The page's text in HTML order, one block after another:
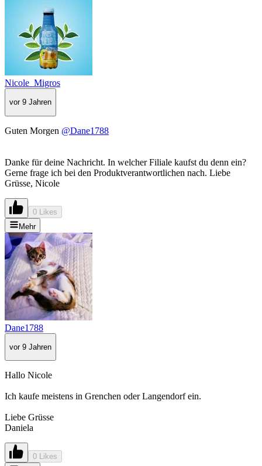
Nicole_Migros
vor 9 Jahren
Guten Morgen @Dane1788
Danke für deine Nachricht. In welcher Filiale kaufst du denn ein?
Gerne frage ich bei den Produktverantwortlichen nach. Liebe
Grüsse, Nicole
0 Likes
Mehr
Dane1788
vor 9 Jahren
Hallo Nicole
Ich kaufe meistens in Grenchen oder Langendorf ein.
Liebe Grüsse
Daniela
0 Likes